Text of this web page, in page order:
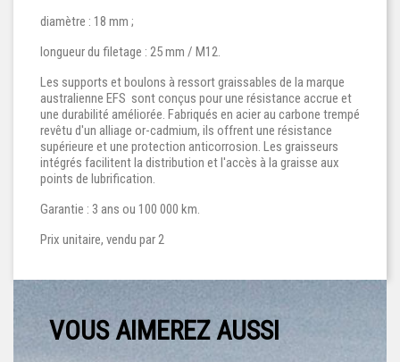
diamètre : 18 mm ;
longueur du filetage : 25 mm / M12.
Les supports et boulons à ressort graissables de la marque
australienne EFS sont conçus pour une résistance accrue et
une durabilité améliorée. Fabriqués en acier au carbone trempé
revêtu d'un alliage or-cadmium, ils offrent une résistance
supérieure et une protection anticorrosion. Les graisseurs
intégrés facilitent la distribution et l'accès à la graisse aux
points de lubrification.
Garantie : 3 ans ou 100 000 km.
Prix unitaire, vendu par 2
VOUS AIMEREZ AUSSI